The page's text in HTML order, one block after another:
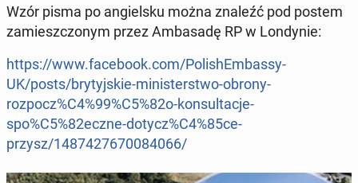
Wzór pisma po an­giel­sku można znaleźć pod postem
za­miesz­czo­nym przez Am­ba­sa­dę RP w Lon­dy­nie:
https://www.fa­ce­bo­ok.com/Po­li­shEm­bas­sy­
UK/posts/bry­tyj­skie-mi­ni­ster­stwo-obrony-
rozpocz%C4%99%C5%82o-kon­sul­ta­cje-
spo%C5%82eczne-dotycz%C4%85ce-
przysz/1487427670084066/